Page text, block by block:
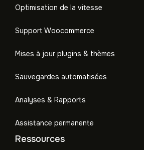
Optimisation de la vitesse
Support Woocommerce
Mises à jour plugins & thèmes
Sauvegardes automatisées
Analyses & Rapports
Assistance permanente
Ressources